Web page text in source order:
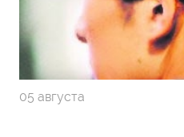
05 августа